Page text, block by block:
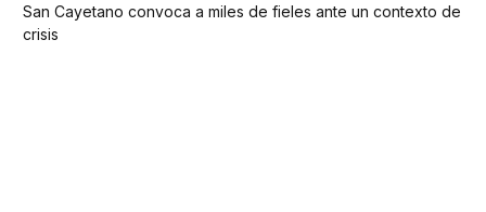
San Cayetano convoca a miles de fieles ante un contexto de
crisis